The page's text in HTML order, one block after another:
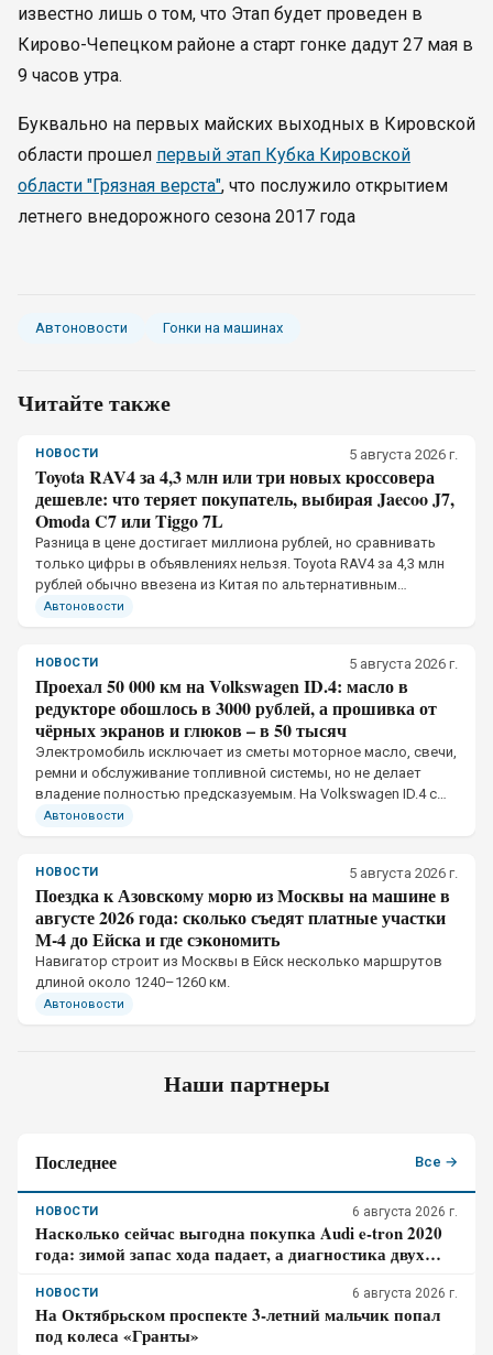
известно лишь о том, что Этап будет проведен в
Кирово-Чепецком районе а старт гонке дадут 27 мая в
9 часов утра.
Буквально на первых майских выходных в Кировской
области прошел первый этап Кубка Кировской
области "Грязная верста", что послужило открытием
летнего внедорожного сезона 2017 года
Автоновости Гонки на машинах
Читайте также
НОВОСТИ 5 августа 2026 г.
Toyota RAV4 за 4,3 млн или три новых кроссовера
дешевле: что теряет покупатель, выбирая Jaecoo J7,
Omoda C7 или Tiggo 7L
Разница в цене достигает миллиона рублей, но сравнивать
только цифры в объявлениях нельзя. Toyota RAV4 за 4,3 млн
рублей обычно ввезена из Китая по альтернативным
каналам, тогда как Jaecoo J7, Omoda C7 и Chery Tiggo 7L
Автоновости
НОВОСТИ 5 августа 2026 г.
Проехал 50 000 км на Volkswagen ID.4: масло в
редукторе обошлось в 3000 рублей, а прошивка от
чёрных экранов и глюков – в 50 тысяч
Электромобиль исключает из сметы моторное масло, свечи,
ремни и обслуживание топливной системы, но не делает
владение полностью предсказуемым. На Volkswagen ID.4 с
пробегом 50 тыс. км механическая часть потребовала
Автоновости
НОВОСТИ 5 августа 2026 г.
Поездка к Азовскому морю из Москвы на машине в
августе 2026 года: сколько съедят платные участки
М-4 до Ейска и где сэкономить
Навигатор строит из Москвы в Ейск несколько маршрутов
длиной около 1240–1260 км.
Автоновости
Наши партнеры
Последнее Все →
НОВОСТИ 6 августа 2026 г.
Насколько сейчас выгодна покупка Audi e-tron 2020
года: зимой запас хода падает, а диагностика двух
НОВОСТИ 6 августа 2026 г.
На Октябрьском проспекте 3-летний мальчик попал
под колеса «Гранты»